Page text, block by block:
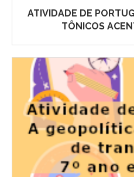
ATIVIDADE DE
TÔNICOS